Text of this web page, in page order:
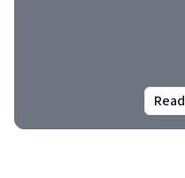
2022, the average
working week in the EU
hours. Of the sectors